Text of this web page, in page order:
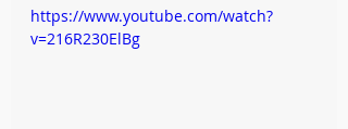
https://www.youtube.com/watch?
v=216R230ElBg